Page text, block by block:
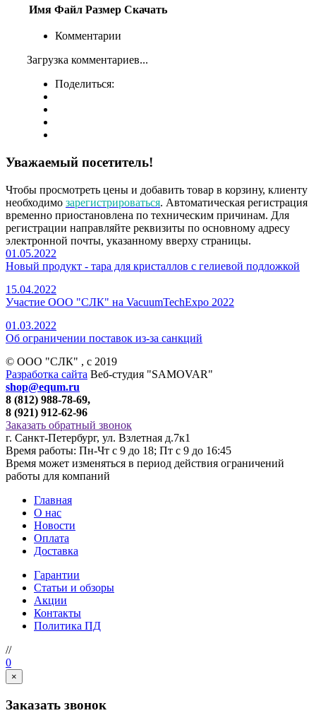
Имя Файл Размер Скачать
Комментарии
Загрузка комментариев...
Поделиться:
Уважаемый посетитель!
Чтобы просмотреть цены и добавить товар в корзину, клиенту
необходимо зарегистрироваться. Автоматическая регистрация
временно приостановлена по техническим причинам. Для
регистрации направляйте реквизиты по основному адресу
электронной почты, указанному вверху страницы.
01.05.2022
Новый продукт - тара для кристаллов с гелиевой подложкой
15.04.2022
Участие ООО "СЛК" на VacuumTechExpo 2022
01.03.2022
Об ограничении поставок из-за санкций
© ООО "СЛК" , c 2019
Разработка сайта Веб-студия "SAMOVAR"
shop@equm.ru
8 (812) 988-78-69,
8 (921) 912-62-96
Заказать обратный звонок
г. Санкт-Петербург, ул. Взлетная д.7к1
Время работы: Пн-Чт с 9 до 18; Пт с 9 до 16:45
Время может изменяться в период действия ограничений
работы для компаний
Главная
О нас
Новости
Оплата
Доставка
Гарантии
Статьи и обзоры
Акции
Контакты
Политика ПД
//
0
×
Заказать звонок